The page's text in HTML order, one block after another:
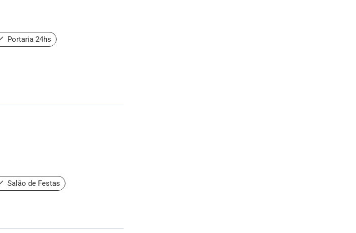
Portaria 24hs
Salão de Festas